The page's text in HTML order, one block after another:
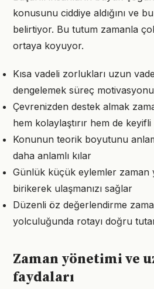
konusunu ciddiye aldığını ve
belirtiyor. Bu tutum zamanla
ortaya koyuyor.
Kısa vadeli zorlukları uzun
dengelemek süreç
Çevrenizden destek almak
hem kolaylaştırır hem de
Konunun teorik boyutunu
daha anlamlı kılar
Günlük küçük eylemler zaman
birikerek ulaşmanızı sağlar
Düzenli öz değerlendirme
yolculuğunda rotayı doğru
Zaman yönetimi ve
faydaları